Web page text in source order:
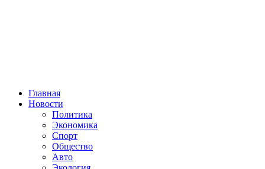
Главная
Новости
Политика
Экономика
Спорт
Общество
Авто